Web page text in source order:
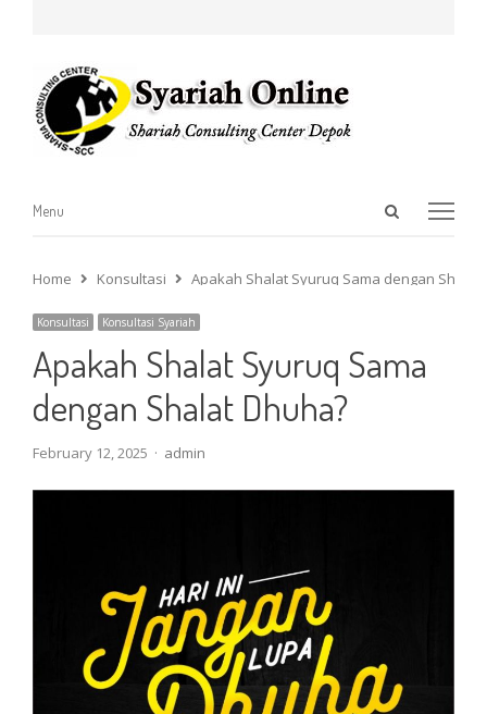
Open
Menu
Menu
Home Konsultasi Apakah Shalat Syuruq Sama dengan Shalat
Konsultasi Konsultasi Syariah
Apakah Shalat Syuruq Sama
dengan Shalat Dhuha?
February 12, 2025 Author
admin